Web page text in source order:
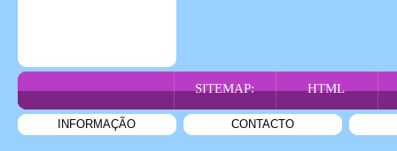
SITEMAP: HTML
INFORMAÇÃO CONTACTO